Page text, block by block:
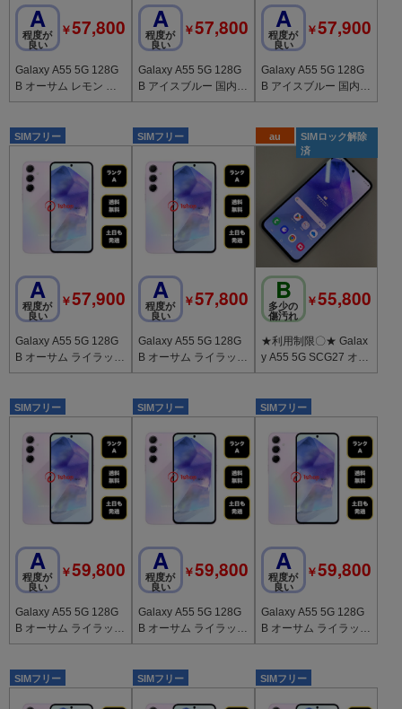
A
程度が
良い
￥57,800
Galaxy A55 5G 128G
B オーサム レモン 国
内版 SIMフリー 送料
A
程度が
良い
￥57,800
Galaxy A55 5G 128G
B アイスブルー 国内版
SIMフリー 送料無料
A
程度が
良い
￥57,900
Galaxy A55 5G 128G
B アイスブルー 国内版
SIMフリー 送料無料
SIMフリー
A
程度が
良い
￥57,900
Galaxy A55 5G 128G
B オーサム ライラック
国内版 SIMフリー 送
SIMフリー
A
程度が
良い
￥57,800
Galaxy A55 5G 128G
B オーサム ライラック
国内版 SIMフリー 送
au
SIMロック解除
済
B
多少の
傷汚れ
￥55,800
★利用制限〇★ Galax
y A55 5G SCG27 オー
サムアイスブルー SIM
SIMフリー
A
程度が
良い
￥59,800
Galaxy A55 5G 128G
B オーサム ライラック
国内版 SIMフリー 送
SIMフリー
A
程度が
良い
￥59,800
Galaxy A55 5G 128G
B オーサム ライラック
国内版 SIMフリー 送
SIMフリー
A
程度が
良い
￥59,800
Galaxy A55 5G 128G
B オーサム ライラック
国内版 SIMフリー 送
SIMフリー SIMフリー SIMフリー